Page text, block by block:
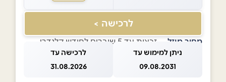
לרכישה >
מחיר מוזל — זכאות עד 5 שוברים לחודש קלנדרי
ניתן למימוש עד
09.08.2031
לרכישה עד
31.08.2026